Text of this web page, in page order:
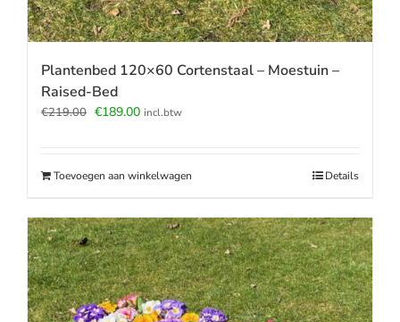
Plantenbed 120×60 Cortenstaal – Moestuin –
Raised-Bed
€219.00 Oorspronkelijke
€189.00Huidige
incl.btw
Toevoegen aan winkelwagen Details